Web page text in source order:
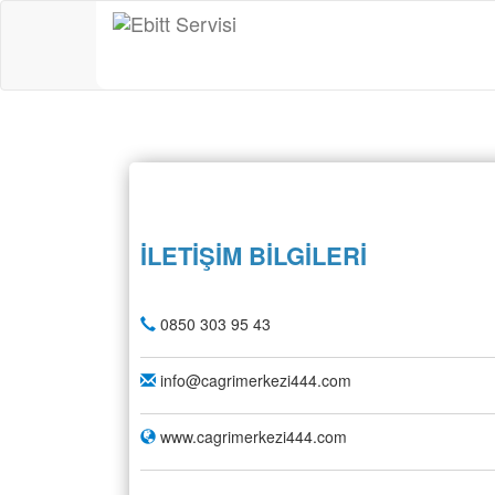
İLETİŞİM BİLGİLERİ
0850 303 95 43
info@cagrimerkezi444.com
www.cagrimerkezi444.com